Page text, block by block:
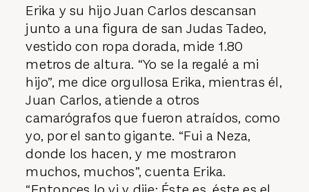
Erika y su hijo Juan Carlos descansan
junto a una figura de san Judas Tadeo,
vestido con ropa dorada, mide 1.80
metros de altura. “Yo se la regalé a mi
hijo”, me dice orgullosa Erika, mientras él,
Juan Carlos, atiende a otros
camarógrafos que fueron atraídos, como
yo, por el santo gigante. “Fui a Neza,
donde los hacen, y me mostraron
muchos, muchos”, cuenta Erika.